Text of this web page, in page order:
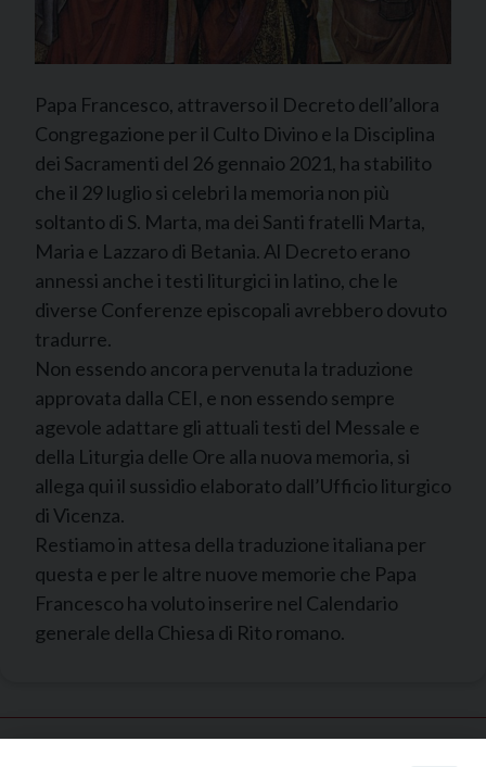
Papa Francesco, attraverso il Decreto dell’allora
Congregazione per il Culto Divino e la Disciplina
dei Sacramenti del 26 gennaio 2021, ha stabilito
che il 29 luglio si celebri la memoria non più
soltanto di S. Marta, ma dei Santi fratelli Marta,
Maria e Lazzaro di Betania. Al Decreto erano
annessi anche i testi liturgici in latino, che le
diverse Conferenze episcopali avrebbero dovuto
tradurre.
Non essendo ancora pervenuta la traduzione
approvata dalla CEI, e non essendo sempre
agevole adattare gli attuali testi del Messale e
della Liturgia delle Ore alla nuova memoria, si
allega qui il sussidio elaborato dall’Ufficio liturgico
di Vicenza.
Restiamo in attesa della traduzione italiana per
questa e per le altre nuove memorie che Papa
Francesco ha voluto inserire nel Calendario
generale della Chiesa di Rito romano.